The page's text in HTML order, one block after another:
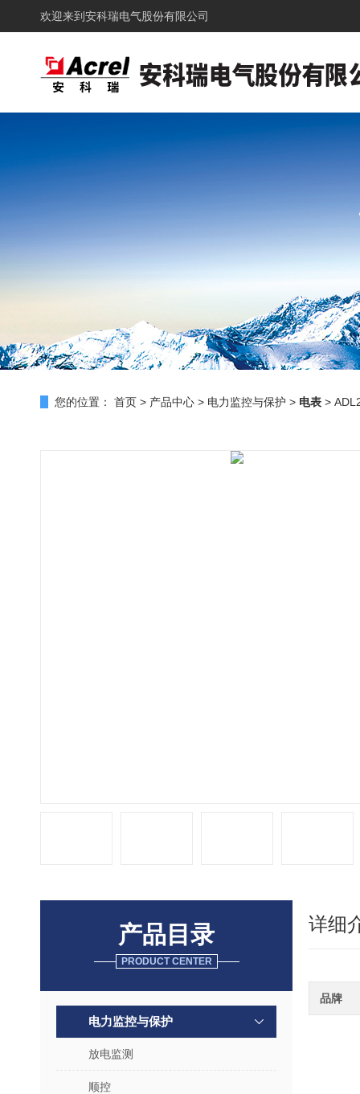
欢迎来到 安科瑞电气股份有限公司
您的位置： 首页 > 产品中心 > 电力监控与保护 > 电表 >
产品目录
PRODUCT CENTER
电力监控与保护
放电监测
顺控
详细
品牌